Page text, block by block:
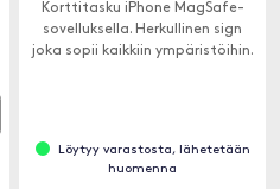
Korttitasku iPhone MagSafe-
sovelluksella. Herkullinen sign
joka sopii kaikkiin ympäristöihin.
Löytyy varastosta, lähetetään
huomenna